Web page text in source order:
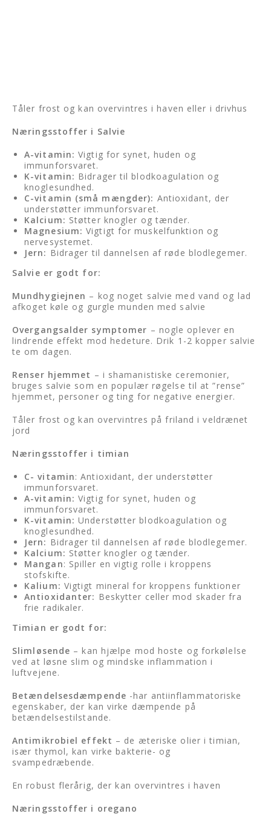
Tåler frost og kan overvintres i haven eller i drivhus
Næringsstoffer i Salvie
A-vitamin: Vigtig for synet, huden og
immunforsvaret.
K-vitamin: Bidrager til blodkoagulation og
knoglesundhed.
C-vitamin (små mængder): Antioxidant, der
understøtter immunforsvaret.
Kalcium: Støtter knogler og tænder.
Magnesium: Vigtigt for muskelfunktion og
nervesystemet.
Jern: Bidrager til dannelsen af røde blodlegemer.
Salvie er godt for:
Mundhygiejnen – kog noget salvie med vand og lad
afkoget køle og gurgle munden med salvie
Overgangsalder symptomer – nogle oplever en
lindrende effekt mod hedeture. Drik 1-2 kopper salvie
te om dagen.
Renser hjemmet – i shamanistiske ceremonier,
bruges salvie som en populær røgelse til at ”rense”
hjemmet, personer og ting for negative energier.
Tåler frost og kan overvintres på friland i veldrænet
jord
Næringsstoffer i timian
C- vitamin: Antioxidant, der understøtter
immunforsvaret.
A-vitamin: Vigtig for synet, huden og
immunforsvaret.
K-vitamin: Understøtter blodkoagulation og
knoglesundhed.
Jern: Bidrager til dannelsen af røde blodlegemer.
Kalcium: Støtter knogler og tænder.
Mangan: Spiller en vigtig rolle i kroppens
stofskifte.
Kalium: Vigtigt mineral for kroppens funktioner
Antioxidanter: Beskytter celler mod skader fra
frie radikaler.
Timian er godt for:
Slimløsende – kan hjælpe mod hoste og forkølelse
ved at løsne slim og mindske inflammation i
luftvejene.
Betændelsesdæmpende -har antiinflammatoriske
egenskaber, der kan virke dæmpende på
betændelsestilstande.
Antimikrobiel effekt – de æteriske olier i timian,
især thymol, kan virke bakterie- og
svampedræbende.
En robust flerårig, der kan overvintres i haven
Næringsstoffer i oregano